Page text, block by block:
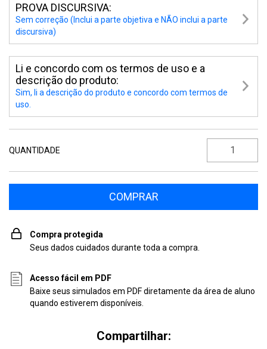
PROVA DISCURSIVA:
Sem correção (Inclui a parte objetiva e NÃO inclui a parte
discursiva)
Li e concordo com os termos de uso e a
descrição do produto:
Sim, li a descrição do produto e concordo com termos de
uso.
QUANTIDADE
Compra protegida
Seus dados cuidados durante toda a compra.
Acesso fácil em PDF
Baixe seus simulados em PDF diretamente da área de aluno
quando estiverem disponíveis.
Compartilhar: